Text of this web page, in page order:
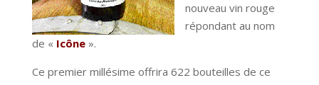
nouveau vin rouge
répondant au nom
de « Icône».
Ce premier millésime offrira 622 bouteilles de ce